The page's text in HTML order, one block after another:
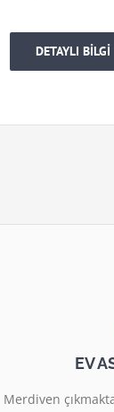
DETAYLI BİLGİ
EV
Merdiven